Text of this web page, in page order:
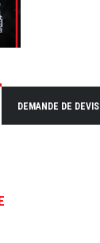
DEMANDE DE DEVIS